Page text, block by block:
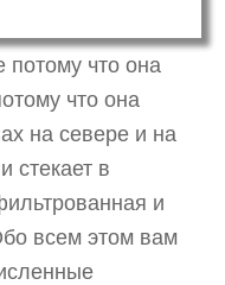
что она
что она
на севере и на
стекает в
и
всем этом вам